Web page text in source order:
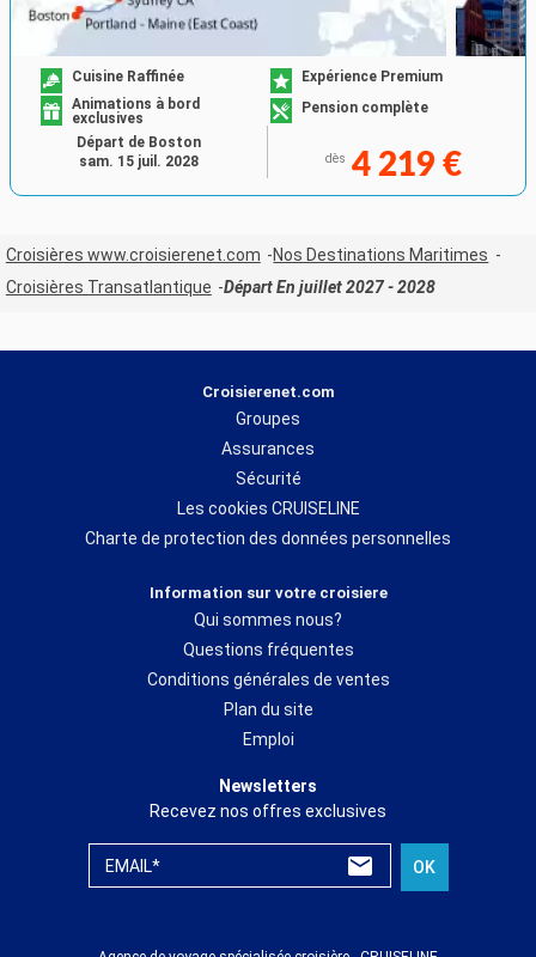
Cuisine Raffinée
Expérience Premium
Animations à bord
exclusives
Pension complète
dès 4 219 €
Départ de Boston
sam. 15 juil. 2028
Croisières www.croisierenet.com
Nos Destinations Maritimes
Croisières Transatlantique
Départ En juillet 2027 - 2028
Croisierenet.com
Groupes
Assurances
Sécurité
Les cookies CRUISELINE
Charte de protection des données personnelles
Information sur votre croisiere
Qui sommes nous?
Questions fréquentes
Conditions générales de ventes
Plan du site
Emploi
Newsletters
Recevez nos offres exclusives
EMAIL* OK